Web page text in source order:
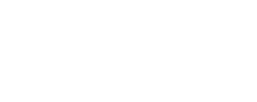
有望提高